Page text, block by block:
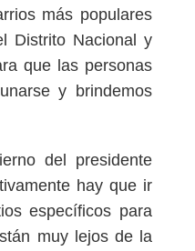
más populares
Distrito Nacional y
que las personas
y brindemos
del presidente
hay que ir
específicos para
muy lejos de la